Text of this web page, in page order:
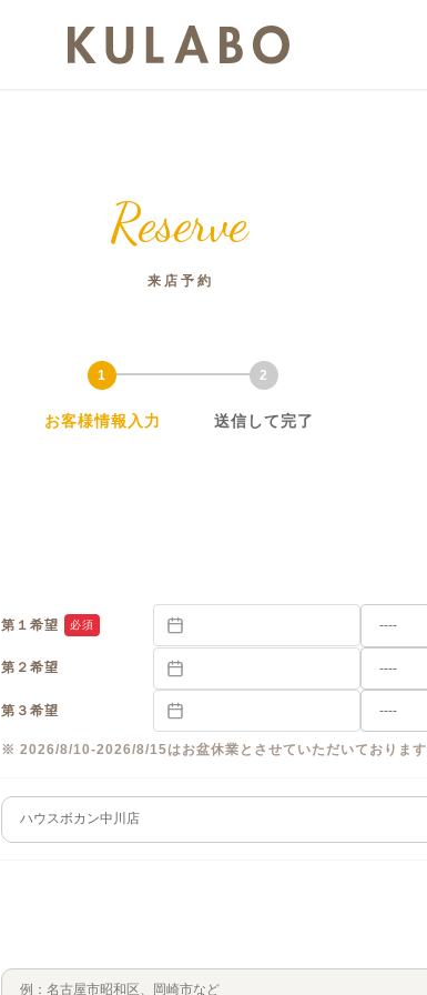
Reserve
来店予約
お客様情報入力 送信して完了
第１希望 必須
第２希望
第３希望
※ 2026/8/10-2026/8/15はお盆休業とさせていただいておりま